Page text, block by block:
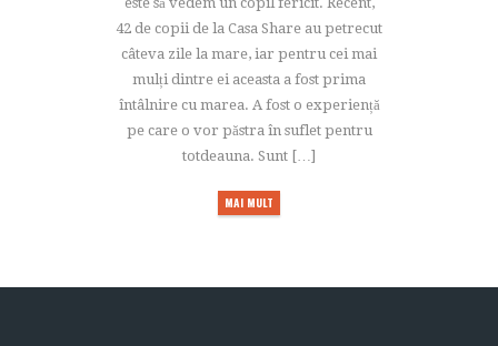
42 de copii de la Casa Share au petrecut
câteva zile la mare, iar pentru cei mai
mulți dintre ei aceasta a fost prima
întâlnire cu marea. A fost o experiență
pe care o vor păstra în suflet pentru
totdeauna. Sunt […]
MAI MULT